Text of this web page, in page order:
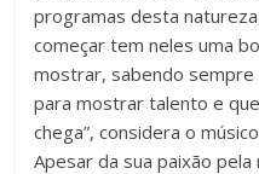
programas desta
começar tem neles uma
mostrar, sabendo sempre
para mostrar talento e
chega”, considera o
Apesar da sua paixão pela